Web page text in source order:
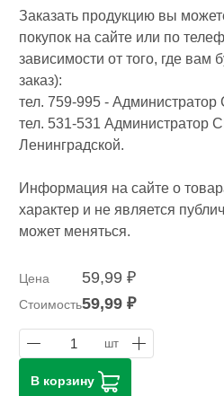
Заказать продукцию вы
покупок на сайте или по
зависимости от того, где вам
заказ):
тел. 759-995 -
тел. 531-531 Администратор
Ленинградской.
Информация на сайте о
характер и не является
может меняться.
Цена 59,99 ₽
Стоимость59,99 ₽
1 шт
В корзину